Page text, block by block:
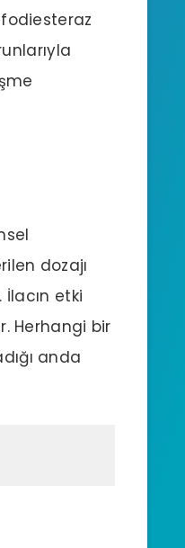
dozajı
etki
Herhangi bir
anda